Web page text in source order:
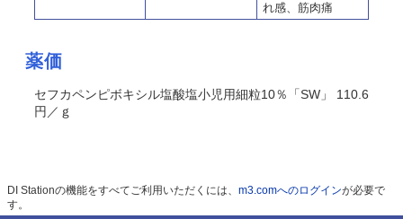
れ感、筋肉痛
薬価
セフカペンピボキシル塩酸塩小児用細粒10％「SW」 110.6
円／ｇ
DI Stationの機能をすべてご利用いただくには、 m3.comへのログインが必要で
す。